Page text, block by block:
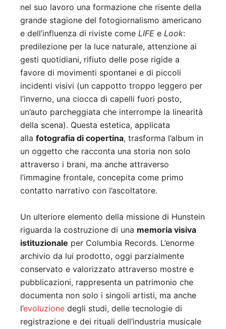
nel suo lavoro una formazione che risente della
grande stagione del fotogiornalismo americano
e dell’influenza di riviste come LIFE e Look:
predilezione per la luce naturale, attenzione ai
gesti quotidiani, rifiuto delle pose rigide a
favore di movimenti spontanei e di piccoli
incidenti visivi (un cappotto troppo leggero per
l’inverno, una ciocca di capelli fuori posto,
un’auto parcheggiata che interrompe la linearità
della scena). Questa estetica, applicata
alla fotografia di copertina, trasforma l’album in
un oggetto che racconta una storia non solo
attraverso i brani, ma anche attraverso
l’immagine frontale, concepita come primo
contatto narrativo con l’ascoltatore.
Un ulteriore elemento della missione di Hunstein
riguarda la costruzione di una memoria visiva
istituzionale per Columbia Records. L’enorme
archivio da lui prodotto, oggi parzialmente
conservato e valorizzato attraverso mostre e
pubblicazioni, rappresenta un patrimonio che
documenta non solo i singoli artisti, ma anche
l’evoluzione degli studi, delle tecnologie di
registrazione e dei rituali dell’industria musicale